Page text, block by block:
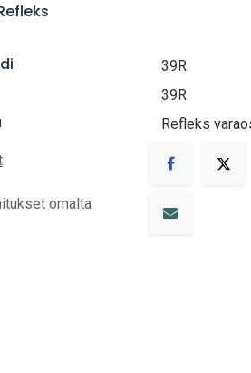
39R
39R
Refleks
omalta